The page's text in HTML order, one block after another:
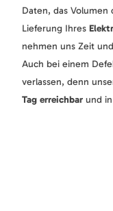
Daten, das
Lieferung Ihres
nehmen uns Zeit
Auch bei einem
verlassen, denn
Tag erreichbar und